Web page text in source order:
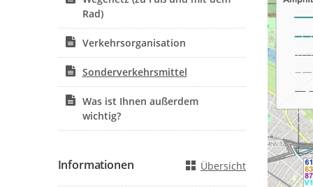
Rad)
Verkehrsorganisation
Sonderverkehrsmittel
Was ist Ihnen außerdem
wichtig?
Informationen Übersicht